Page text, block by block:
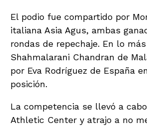
El podio fue compartido por
italiana Asia Agus, ambas
rondas de repechaje. En lo
Shahmalarani Chandran de
por Eva Rodríguez de España
posición.
La competencia se llevó a
Athletic Center y atrajo a no